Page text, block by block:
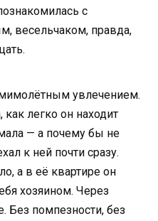
с
весельчаком, правда,
мимолётным увлечением.
легко он находит
— а почему бы не
к ней почти сразу.
а в её квартире он
хозяином. Через
Без помпезности, без